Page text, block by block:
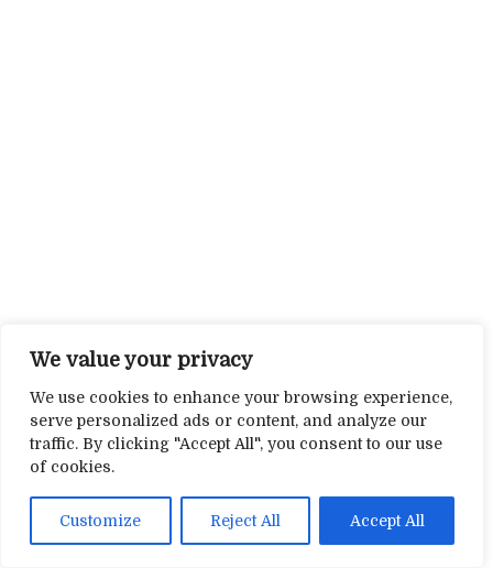
We value your privacy
We use cookies to enhance your browsing experience,
serve personalized ads or content, and analyze our
traffic. By clicking "Accept All", you consent to our use
of cookies.
Customize Reject All Accept All